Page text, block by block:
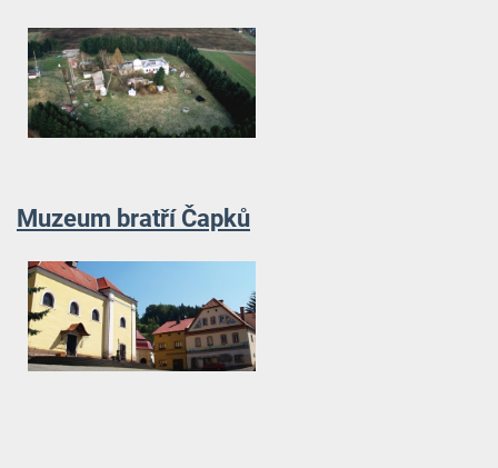
Muzeum bratří Čapků